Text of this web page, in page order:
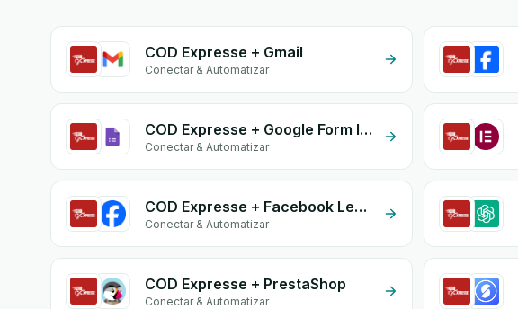
COD Expresse + Gmail
Conectar & Automatizar
COD Expresse + Google Form Integration
Conectar & Automatizar
COD Expresse + Facebook Leads
Conectar & Automatizar
COD Expresse + PrestaShop
Conectar & Automatizar